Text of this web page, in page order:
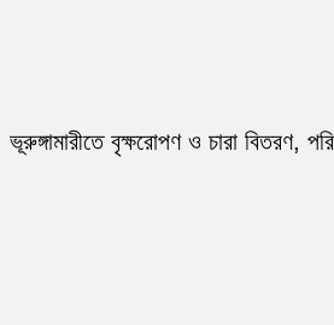
ভূরুঙ্গামারীতে বৃক্ষরোপণ ও চারা বিতরণ,